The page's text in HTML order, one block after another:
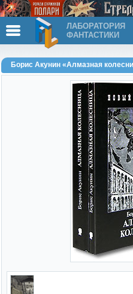
ЛАБОРАТОРИЯ
ФАНТАСТИКИ
Борис Акунин «Алмазная